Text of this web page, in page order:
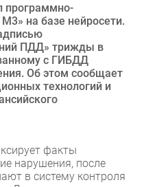
программно-
на базе нейросети.
ПДД» трижды в
с ГИБДД
Об этом сообщает
технологий и
факты
нарушения, после
в систему контроля